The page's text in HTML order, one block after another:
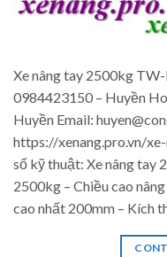
Xe nâng tay 2500kg
0984423150 – Huyền
Huyền Email:
https://xenang.pro.vn/
số kỹ thuật: Xe nâng tay
2500kg – Chiều cao
cao nhất 200mm – Kích